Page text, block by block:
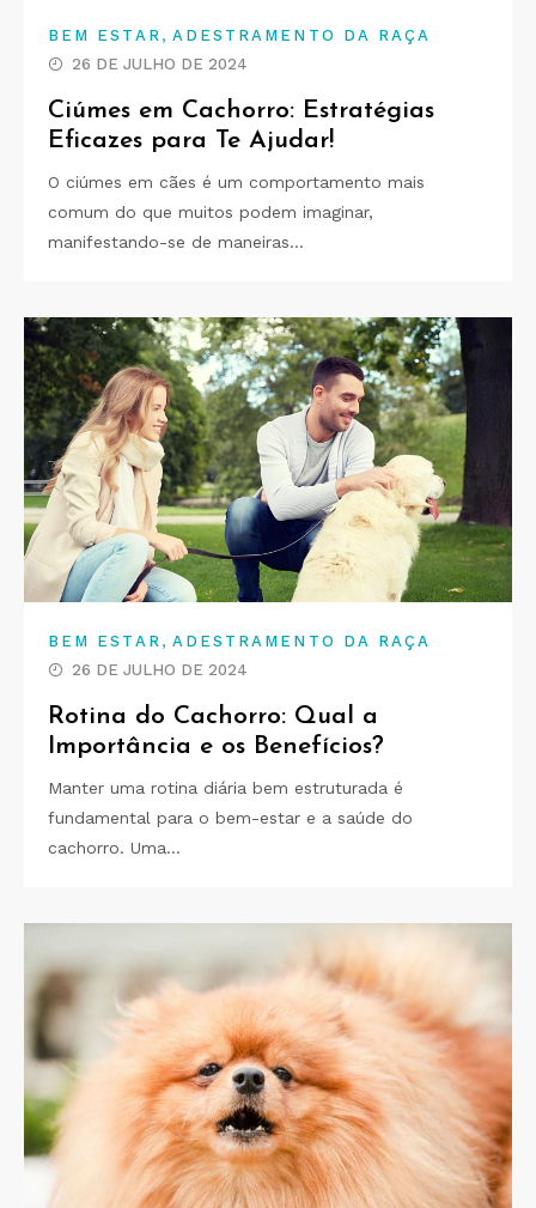
BEM ESTAR , ADESTRAMENTO DA RAÇA
26 DE JULHO DE 2024
Ciúmes em Cachorro: Estratégias
Eficazes para Te Ajudar!
O ciúmes em cães é um comportamento mais
comum do que muitos podem imaginar,
manifestando-se de maneiras…
BEM ESTAR , ADESTRAMENTO DA RAÇA
26 DE JULHO DE 2024
Rotina do Cachorro: Qual a
Importância e os Benefícios?
Manter uma rotina diária bem estruturada é
fundamental para o bem-estar e a saúde do
cachorro. Uma…